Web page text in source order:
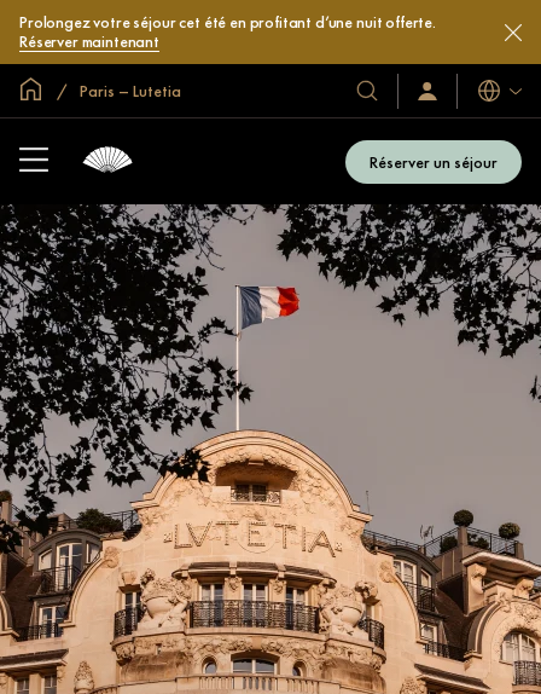
Prolongez votre séjour cet été en profitant d’une nuit offerte.
Réserver maintenant
AccueilParis – Lutetia
Nos
hôtels
et
complexes
Identification/
Langues
Réserver un séjour